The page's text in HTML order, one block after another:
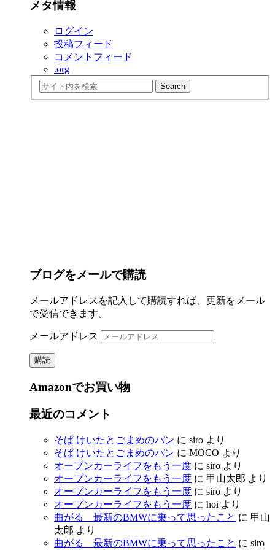
メタ情報
ログイン
投稿フィード
コメントフィード
.org
ブログをメールで購読
メールアドレスを記入して購読すれば、更新をメール
で受信できます。
メールアドレス
購読
Amazonでお買い物
最近のコメント
そば けいたとごまめのパン に siro より
そば けいたとごまめのパン に MOCO より
オープンカーライフをもう一度 に siro より
オープンカーライフをもう一度 に 甲山太郎 より
オープンカーライフをもう一度 に siro より
オープンカーライフをもう一度 に hoi より
曲がる 最新のBMWに乗って思ったこと に 甲山
太郎 より
曲がる 最新のBMWに乗って思ったこと に siro